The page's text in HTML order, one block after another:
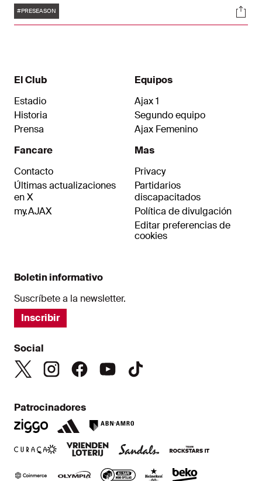
recibido entre aplausos, tras lo cual los
jugadores empezaron a trabajar.
Etiquetas
#PRESEASON
El Club
Estadio
Historia
Prensa
Fancare
Contacto
Últimas actualizaciones
en X
my.AJAX
Equipos
Ajax 1
Segundo equipo
Ajax Femenino
Mas
Privacy
Partidarios
discapacitados
Política de divulgación
Editar preferencias de
cookies
Boletin informativo
Suscríbete a la newsletter.
Inscribir
Social
Patrocinadores